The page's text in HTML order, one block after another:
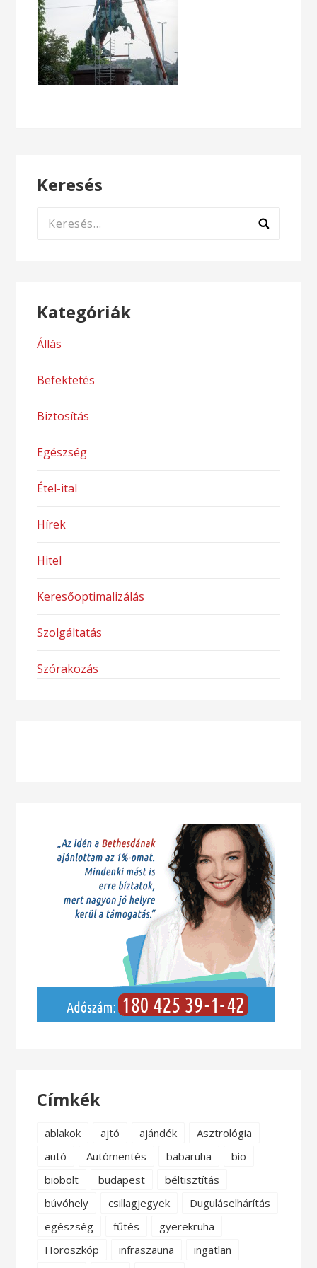
Keresés
Keresés:
Kategóriák
Állás
Befektetés
Biztosítás
Egészség
Étel-ital
Hírek
Hitel
Keresőoptimalizálás
Szolgáltatás
Szórakozás
Címkék
ablakok ajtó ajándék
Asztrológia
autó
Autómentés babaruha
bio
biobolt
budapest
béltisztítás
búvóhely
csillagjegyek
Duguláselhárítás
egészség
fűtés
gyerekruha
Horoszkóp
infraszauna
ingatlan